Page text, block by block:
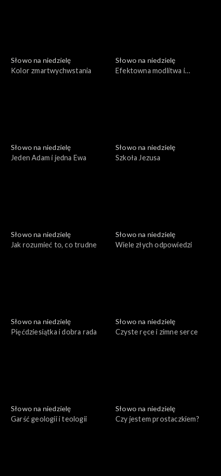
Słowo na niedzielę
Kolor zmartwychwstania
Słowo na niedzielę
Efektowna modlitwa i
Słowo na niedzielę
Jeden Adam i jedna Ewa
Słowo na niedzielę
Szkoła Jezusa
Słowo na niedzielę
Jak rozumieć to, co trudne
Słowo na niedzielę
Wiele złych odpowiedzi
Słowo na niedzielę
Pięćdziesiątka i dobra rada
Słowo na niedzielę
Czyste ręce i zimne serce
Słowo na niedzielę
Garść geologii i teologii
Słowo na niedzielę
Czy jestem prostaczkiem?